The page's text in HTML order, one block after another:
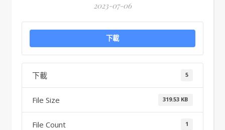
2023-07-06
下載
下載 5
File Size 319.53 KB
File Count 1